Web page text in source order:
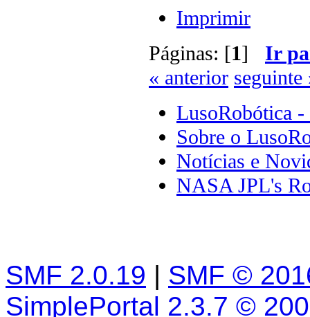
Imprimir
Páginas: [1] Ir
« anterior seguinte
LusoRobótica -
Sobre o
Notícias e
NASA JPL's
SMF 2.0.19 | SMF ©
SimplePortal 2.3.7 ©